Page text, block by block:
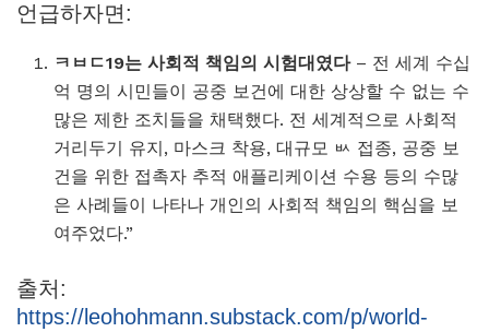
언급하자면:
ㅋㅂㄷ19는 사회적 책임의 시험대였다– 전 세계 수십
억 명의 시민들이 공중 보건에 대한 상상할 수 없는 수
많은 제한 조치들을 채택했다. 전 세계적으로 사회적
거리두기 유지, 마스크 착용, 대규모 ㅄ 접종, 공중 보
건을 위한 접촉자 추적 애플리케이션 수용 등의 수많
은 사례들이 나타나 개인의 사회적 책임의 핵심을 보
여주었다.”
출처:
https://leohohmann.substack.com/p/world-